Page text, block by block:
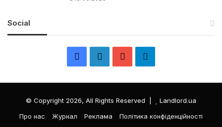
Social
e
k
T
л
е
© Copyright 2026, All Rights Reserved |
Landlord.ua
Про нас
Журнал Реклама Політика конфіденційності